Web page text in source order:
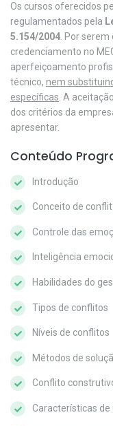
Os cursos oferecidos
regulamentados pela
5.154/2004 . Por
credenciamento no
aperfeiçoamento
técnico, nem
específicas . A
dos critérios da
apresentar.
Conteúdo
Introdução
Conceito de
Controle das
Inteligência
Habilidades do
Tipos de conflitos
Níveis de conflitos
Métodos de
Conflito
Características